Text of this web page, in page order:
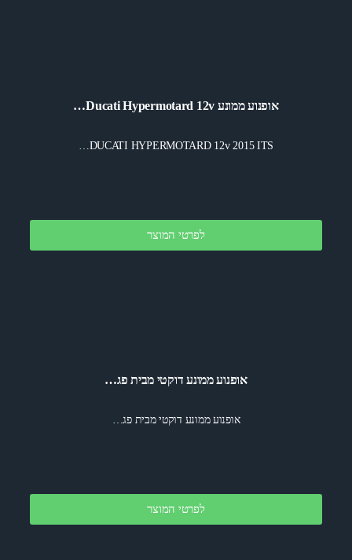
אופנוע ממונע Ducati Hypermotard 12v…
DUCATI HYPERMOTARD 12v 2015 ITS…
לפרטי המוצר
אופנוע ממונע דוקטי מבית פג…
אופנוע ממונע דוקטי מבית פג…
לפרטי המוצר